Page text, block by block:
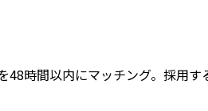
時間以内にマッチング。採用す